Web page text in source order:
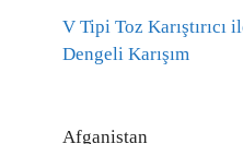
V Tipi Toz Karıştırıcı
Dengeli Karışım
Afganistan